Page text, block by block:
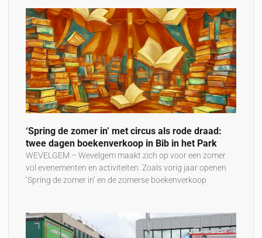
‘Spring de zomer in’ met circus als rode draad:
twee dagen boekenverkoop in Bib in het Park
WEVELGEM – Wevelgem maakt zich op voor een zomer
vol evenementen en activiteiten. Zoals vorig jaar openen
‘Spring de zomer in’ en de zomerse boekenverkoop